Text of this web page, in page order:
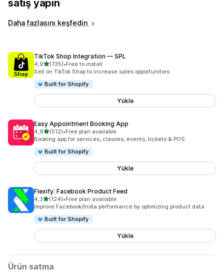
satış yapın
Daha fazlasını keşfedin
TikTok Shop Integration — SPL
4,95 yıldız üzerinden
(735)
toplam 735 değerlendirme
•Free to install
Sell on TikTok Shop to increase sales opportunities
Built for Shopify
Yükle
Easy Appointment Booking App
4,95 yıldız üzerinden
(512)
toplam 512 değerlendirme
•Free plan available
Booking app for services, classes, events, tickets & POS
Built for Shopify
Yükle
Flexify: Facebook Product Feed
4,35 yıldız üzerinden
(124)
toplam 124 değerlendirme
•Free plan available
Improve Facebook/Insta performance by optimizing product data
Built for Shopify
Yükle
Ürün satma